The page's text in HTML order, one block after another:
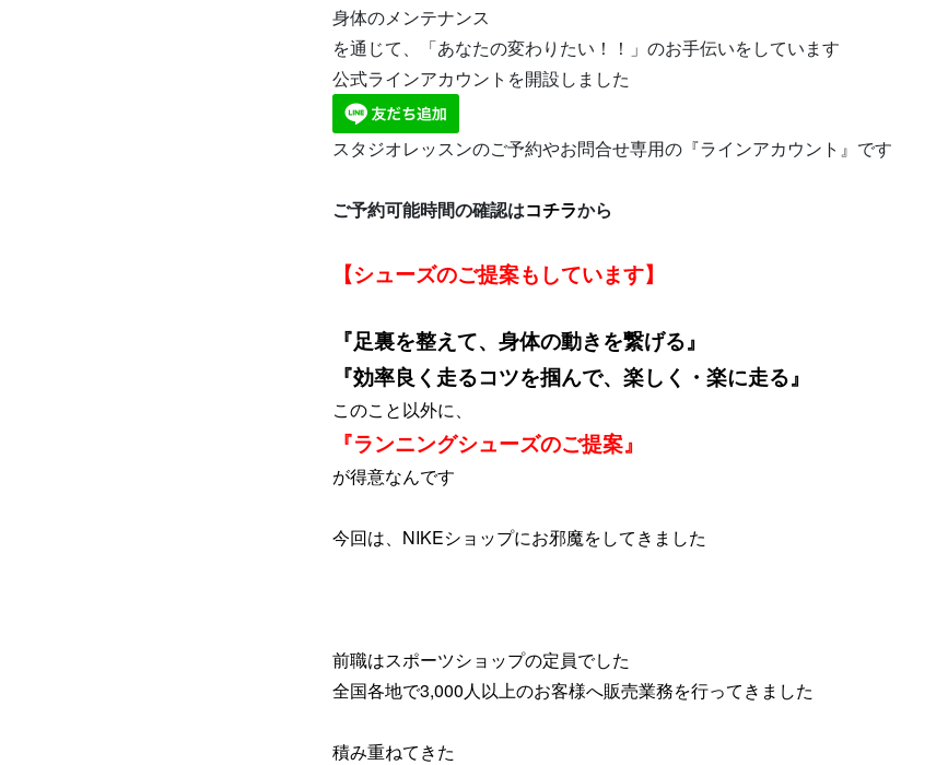
問い合せ
体験予約する
身体のメンテナンス
を通じて、「あなたの変わりたい！！」のお手伝いをしています
公式ラインアカウントを開設しました
スタジオレッスンのご予約やお問合せ専用の『ラインアカウント』です
ご予約可能時間の確認はコチラから
【シューズのご提案もしています】
『足裏を整えて、身体の動きを繋げる』
『効率良く走るコツを掴んで、楽しく・楽に走る』
このこと以外に、
『ランニングシューズのご提案』
が得意なんです
今回は、NIKEショップにお邪魔をしてきました
前職はスポーツショップの定員でした
全国各地で3,000人以上のお客様へ販売業務を行ってきました
積み重ねてきた